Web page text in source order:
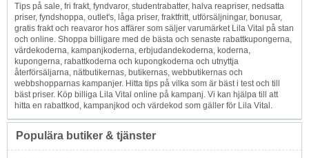
Tips på sale, fri frakt, fyndvaror, studentrabatter, halva reapriser, nedsatta
priser, fyndshoppa, outlet's, låga priser, fraktfritt, utförsäljningar, bonusar,
gratis frakt och reavaror hos affärer som säljer varumärket Lila Vital på stan
och online. Shoppa billigare med de bästa och senaste rabattkupongerna,
värdekoderna, kampanjkoderna, erbjudandekoderna, koderna,
kupongerna, rabattkoderna och kupongkoderna och utnyttja
återförsäljarna, nätbutikernas, butikernas, webbutikernas och
webbshopparnas kampanjer. Hitta tips på vilka som är bäst i test och till
bäst priser. Köp billiga Lila Vital online på kampanj. Vi kan hjälpa till att
hitta en rabattkod, kampanjkod och värdekod som gäller för Lila Vital.
Populära butiker & tjänster